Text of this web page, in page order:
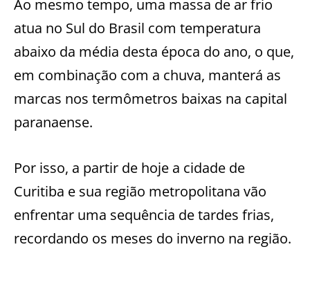
Ao mesmo tempo, uma massa de ar frio
atua no Sul do Brasil com temperatura
abaixo da média desta época do ano, o que,
em combinação com a chuva, manterá as
marcas nos termômetros baixas na capital
paranaense.
Por isso, a partir de hoje a cidade de
Curitiba e sua região metropolitana vão
enfrentar uma sequência de tardes frias,
recordando os meses do inverno na região.